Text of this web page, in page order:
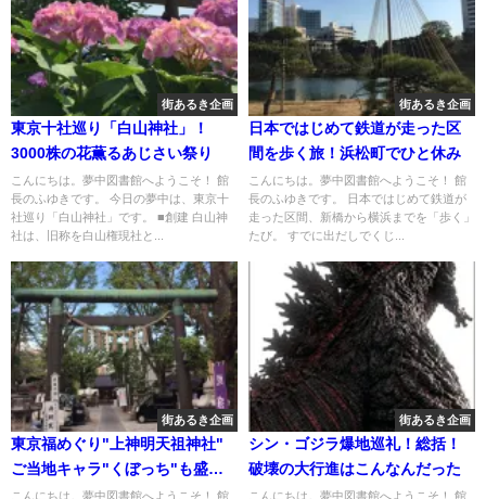
街あるき企画
東京十社巡り「白山神社」！
3000株の花薫るあじさい祭り
こんにちは。夢中図書館へようこそ！ 館
長のふゆきです。 今日の夢中は、東京十
社巡り「白山神社」です。 ■創建 白山神
社は、旧称を白山権現社と...
街あるき企画
日本ではじめて鉄道が走った区
間を歩く旅！浜松町でひと休み
こんにちは。夢中図書館へようこそ！ 館
長のふゆきです。 日本ではじめて鉄道が
走った区間、新橋から横浜までを「歩く」
たび。 すでに出だしでくじ...
街あるき企画
東京福めぐり"上神明天祖神社"
ご当地キャラ"くぼっち"も盛り
上げる東京の白蛇さま！
こんにちは。夢中図書館へようこそ！ 館
街あるき企画
シン・ゴジラ爆地巡礼！総括！
破壊の大行進はこんなんだった
こんにちは。夢中図書館へようこそ！ 館